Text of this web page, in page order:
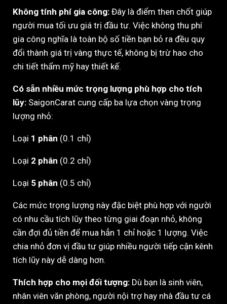
Không tính phí gia công: Đây là điểm then chốt giúp
người mua tối ưu giá trị đầu tư. Việc không thu phí
gia công nghĩa là toàn bộ số tiền bạn bỏ ra đều quy
đổi thành giá trị vàng thực tế, không bị trừ hao cho
chi tiết thẩm mỹ hay thiết kế.
Có sẵn nhiều mức trọng lượng phù hợp cho tích
lũy: SaigonCarat cung cấp ba lựa chọn vàng trọng
lượng nhỏ:
Loại 1 phân (0.1 chỉ)
Loại 2 phân (0.2 chỉ)
Loại 5 phân (0.5 chỉ)
Các mức trọng lượng này đặc biệt phù hợp với người
có nhu cầu tích lũy theo từng giai đoạn nhỏ, không
cần đợi đủ tiền để mua hẳn 1 chỉ hoặc 1 lượng. Việc
chia nhỏ đơn vị đầu tư giúp nhiều người tiếp cận kênh
tích lũy này dễ dàng hơn.
Thích hợp cho mọi đối tượng: Dù bạn là sinh viên,
nhân viên văn phòng, người nội trợ hay nhà đầu tư cá